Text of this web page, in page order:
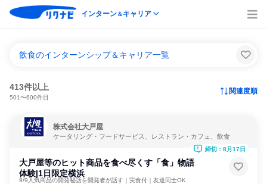
インターン＆キャリア
飲食のインターンシップ＆キャリア一覧
413件以上
501〜600件目
関連度順
株式会社大戸屋
ケータリング・フードサービス、レストラン・カフェ、飲食
大戸屋等のヒット商品を食べ尽くす「食」物語
体験|1日限定横浜
9/9人気商品の開発秘話を開発者が話す｜実食付｜友達同士OK
締切：8月17日